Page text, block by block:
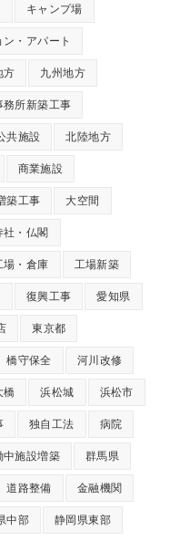
キャンプ場
・アパート
方 九州地方
務所新築工事
共施設 北陸地方
商業施設
築工事 大空間
社・仏閣
場・倉庫 工場新築
復興工事 愛知県
東京都
橋守保全 河川改修
橋 浜松城 浜松市
独自工法 病院
中施設増築 群馬県
道路整備 金融機関
中部 静岡県東部